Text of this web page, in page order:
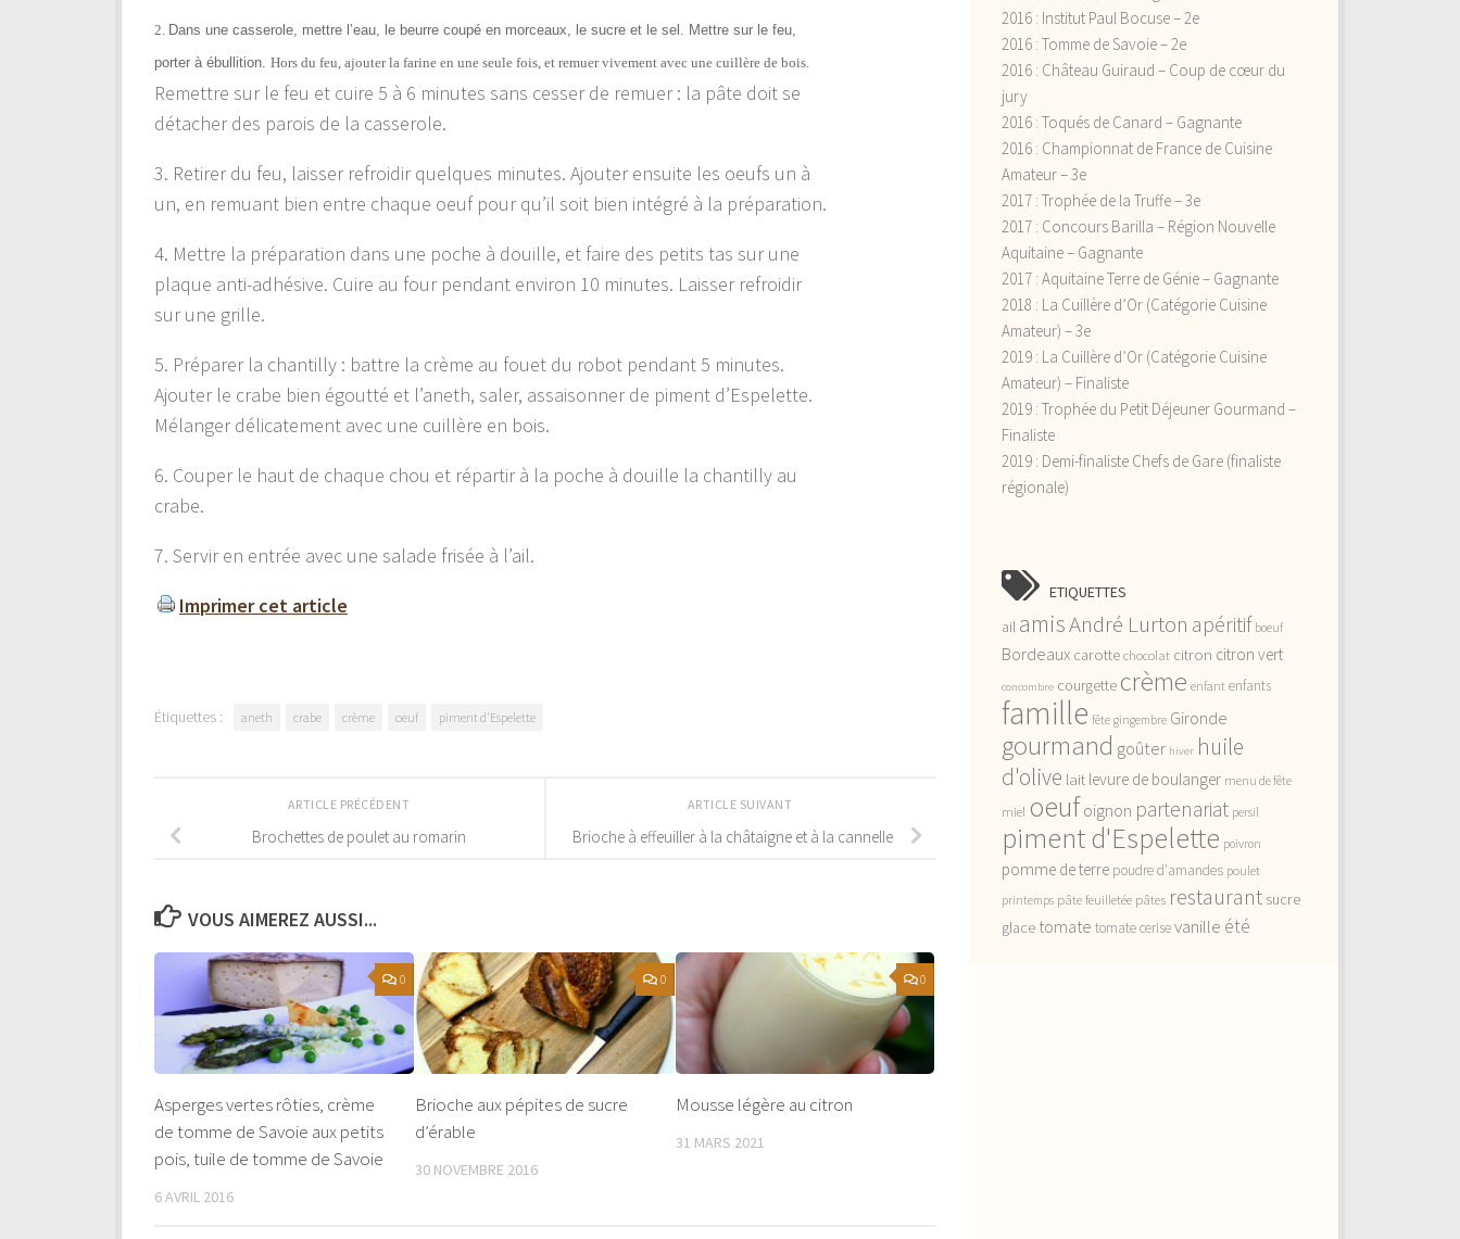
2. Dans une casserole, mettre l’eau, le beurre coupé en morceaux, le sucre et le sel. Mettre sur le feu,
porter à ébullition. Hors du feu, ajouter la farine en une seule fois, et remuer vivement avec une cuillère de bois.
Remettre sur le feu et cuire 5 à 6 minutes sans cesser de remuer : la pâte doit se
détacher des parois de la casserole.
3. Retirer du feu, laisser refroidir quelques minutes. Ajouter ensuite les oeufs un à
un, en remuant bien entre chaque oeuf pour qu’il soit bien intégré à la préparation.
4. Mettre la préparation dans une poche à douille, et faire des petits tas sur une
plaque anti-adhésive. Cuire au four pendant environ 10 minutes. Laisser refroidir
sur une grille.
5. Préparer la chantilly : battre la crème au fouet du robot pendant 5 minutes.
Ajouter le crabe bien égoutté et l’aneth, saler, assaisonner de piment d’Espelette.
Mélanger délicatement avec une cuillère en bois.
6. Couper le haut de chaque chou et répartir à la poche à douille la chantilly au
crabe.
7. Servir en entrée avec une salade frisée à l’ail.
Imprimer cet article
Étiquettes : aneth crabe crème oeuf piment d'Espelette
ARTICLE SUIVANT
Brioche à effeuiller à la châtaigne et à la cannelle
ARTICLE PRÉCÉDENT
Brochettes de poulet au romarin
VOUS AIMEREZ AUSSI...
0
Asperges vertes rôties, crème
de tomme de Savoie aux petits
pois, tuile de tomme de Savoie
6 AVRIL 2016
0
Brioche aux pépites de sucre
d’érable
30 NOVEMBRE 2016
0
Mousse légère au citron
31 MARS 2021
2016 : Institut Paul Bocuse – 2e
2016 : Tomme de Savoie – 2e
2016 : Château Guiraud – Coup de cœur du
jury
2016 : Toqués de Canard – Gagnante
2016 : Championnat de France de Cuisine
Amateur – 3e
2017 : Trophée de la Truffe – 3e
2017 : Concours Barilla – Région Nouvelle
Aquitaine – Gagnante
2017 : Aquitaine Terre de Génie – Gagnante
2018 : La Cuillère d’Or (Catégorie Cuisine
Amateur) – 3e
2019 : La Cuillère d’Or (Catégorie Cuisine
Amateur) – Finaliste
2019 : Trophée du Petit Déjeuner Gourmand –
Finaliste
2019 : Demi-finaliste Chefs de Gare (finaliste
régionale)
ETIQUETTES
ail amisAndré Lurton apéritif boeuf
Bordeaux carottechocolat citron citron vert
concombre courgette crème enfant enfants
famille fête gingembre Gironde
gourmand goûter hiver huile
d'olive lait levure de boulanger menu de fête
miel oeuf oignon partenariat persil
piment d'Espelette poivron
pomme de terre poudre d'amandes poulet
printemps pâte feuilletée pâtes restaurant sucre
glace tomate tomate cerisevanille été